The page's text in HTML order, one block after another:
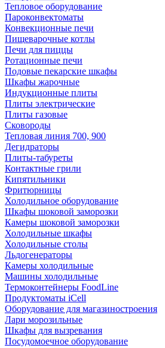
Тепловое оборудование
Пароконвектоматы
Конвекционные печи
Пищеварочные котлы
Печи для пиццы
Ротационные печи
Подовые пекарские шкафы
Шкафы жарочные
Индукционные плиты
Плиты электрические
Плиты газовые
Сковороды
Тепловая линия 700, 900
Дегидраторы
Плиты-табуреты
Контактные грили
Кипятильники
Фритюрницы
Холодильное оборудование
Шкафы шоковой заморозки
Камеры шоковой заморозки
Холодильные шкафы
Холодильные столы
Льдогенераторы
Камеры холодильные
Машины холодильные
Термоконтейнеры FoodLine
Продуктоматы iCell
Оборудование для магазиностроения
Лари морозильные
Шкафы для вызревания
Посудомоечное оборудование